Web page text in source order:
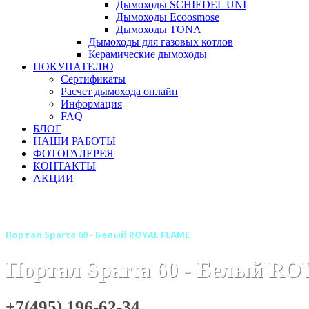
Дымоходы SCHIEDEL UNI
Дымоходы Ecoosmose
Дымоходы TONA
Дымоходы для газовых котлов
Керамические дымоходы
ПОКУПАТЕЛЮ
Сертификаты
Расчет дымохода онлайн
Информация
FAQ
БЛОГ
НАШИ РАБОТЫ
ФОТОГАЛЕРЕЯ
КОНТАКТЫ
АКЦИИ
Портал Sparta 60 - Белый ROYAL FLAME
Портал Sparta 60 - Белый